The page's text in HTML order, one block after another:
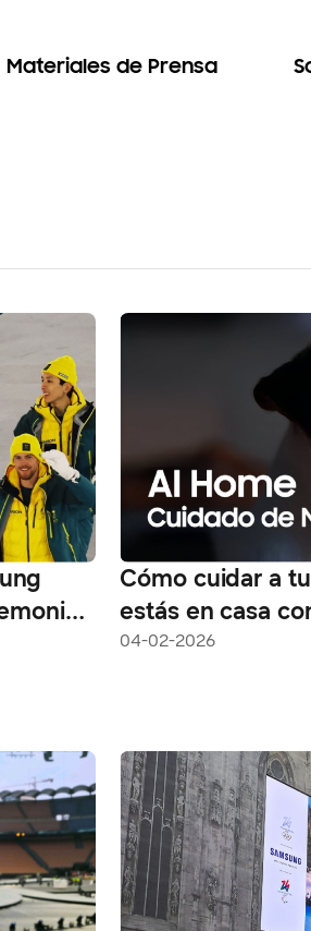
Materiales de Prensa
Cómo cuidar a
estás en casa
SmartThings
04-02-2026